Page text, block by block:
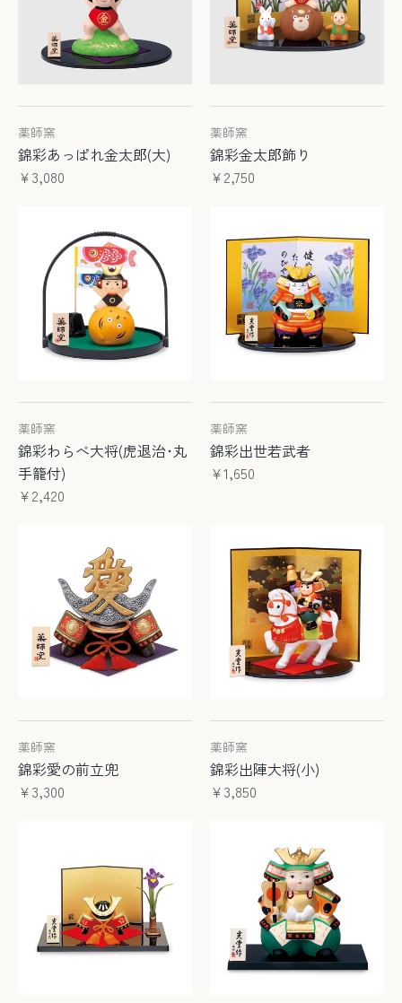
薬師窯
錦彩あっぱれ金太郎(大)
¥3,080
薬師窯
錦彩金太郎飾り
¥2,750
薬師窯
錦彩わらべ大将(虎退治･丸
手籠付)
¥2,420
薬師窯
錦彩出世若武者
¥1,650
薬師窯
錦彩愛の前立兜
¥3,300
薬師窯
錦彩出陣大将(小)
¥3,850